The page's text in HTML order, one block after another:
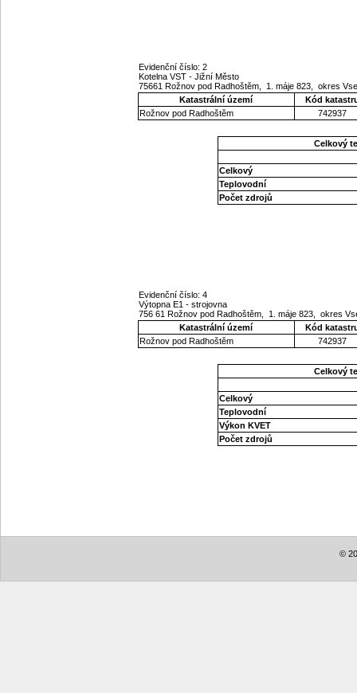
Evidenční číslo: 2
Kotelna VST - Jižní Město
75661 Rožnov pod Radhoštěm, 1. máje 823, okres
Katastrální území
Kód
Rožnov pod Radhoštěm
742937
Celkový
Celkový
Teplovodní
Počet zdrojů
Evidenční číslo: 4
Výtopna E1 - strojovna
756 61 Rožnov pod Radhoštěm, 1. máje 823, okres
Katastrální území
Kód
Rožnov pod Radhoštěm
742937
Celkový
Celkový
Teplovodní
Výkon KVET
Počet zdrojů
©